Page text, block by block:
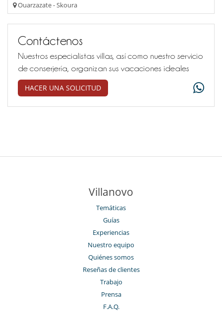
Ouarzazate - Skoura
Contáctenos
Nuestros especialistas villas, así como nuestro servicio
de conserjería, organizan sus vacaciones ideales
HACER UNA SOLICITUD
Villanovo
Temáticas
Guías
Experiencias
Nuestro equipo
Quiénes somos
Reseñas de clientes
Trabajo
Prensa
F.A.Q.